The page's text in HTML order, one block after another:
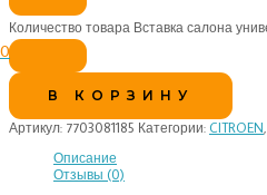
0
Количество товара Вставка салона
В КОРЗИНУ
Артикул: 7703081185 Категории: CITROEN,
Описание
Отзывы (0)